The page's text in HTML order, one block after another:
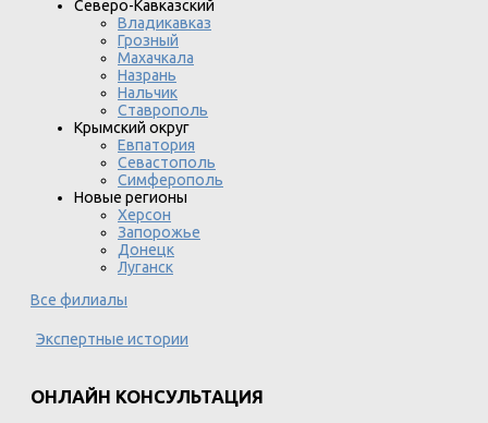
Северо-Кавказский
Владикавказ
Грозный
Махачкала
Назрань
Нальчик
Ставрополь
Крымский округ
Евпатория
Севастополь
Симферополь
Новые регионы
Херсон
Запорожье
Донецк
Луганск
Все филиалы
Экспертные истории
ОНЛАЙН КОНСУЛЬТАЦИЯ